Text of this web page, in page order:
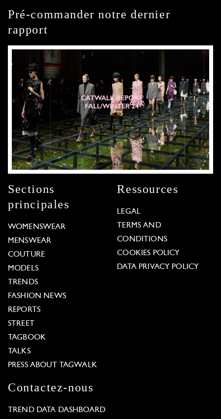
Pré-commander notre dernier
rapport
Sections
principales
WOMENSWEAR
MENSWEAR
COUTURE
MODELS
TRENDS
FASHION NEWS
REPORTS
STREET
TAGBOOK
TALKS
PRESS ABOUT TAGWALK
Ressources
LEGAL
TERMS AND
CONDITIONS
COOKIES POLICY
DATA PRIVACY POLICY
Contactez-nous
TREND DATA DASHBOARD